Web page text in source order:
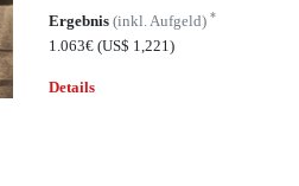
Ergebnis(inkl. Aufgeld)*
1.063€(US$ 1,221)
Details